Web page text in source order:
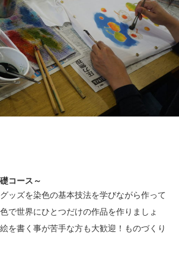
コース～
ッズを染色の基本技法を学びながら作って
で世界にひとつだけの作品を作りましょ
を書く事が苦手な方も大歓迎！ ものづくり